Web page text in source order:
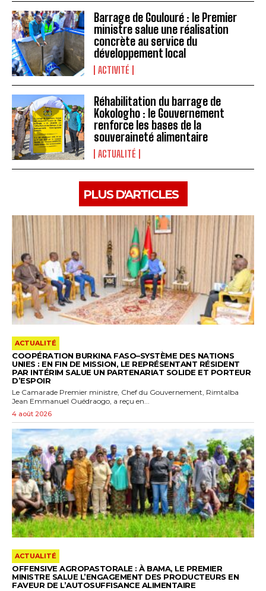
Barrage de Goulouré : le Premier
ministre salue une réalisation
concrète au service du
développement local
ACTIVITÉ
Réhabilitation du barrage de
Kokologho : le Gouvernement
renforce les bases de la
souveraineté alimentaire ‎
ACTUALITÉ
PLUS D'ARTICLES
ACTUALITÉ
COOPÉRATION BURKINA FASO–SYSTÈME DES NATIONS
UNIES : EN FIN DE MISSION, LE REPRÉSENTANT RÉSIDENT
PAR INTÉRIM SALUE UN PARTENARIAT SOLIDE ET PORTEUR
D’ESPOIR
Le Camarade Premier ministre, Chef du Gouvernement, Rimtalba
Jean Emmanuel Ouédraogo, a reçu en...
4 août 2026
ACTUALITÉ
OFFENSIVE AGROPASTORALE : À BAMA, LE PREMIER
MINISTRE SALUE L’ENGAGEMENT DES PRODUCTEURS EN
FAVEUR DE L’AUTOSUFFISANCE ALIMENTAIRE